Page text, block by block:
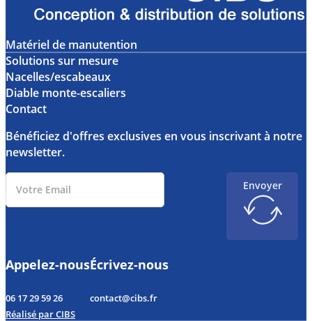
Matériel de manutention
Solutions sur mesure
Nacelles/escabeaux
Diable monte-escaliers
Contact
Bénéficiez d'offres exclusives en vous inscrivant à notre
newsletter.
Envoyer
Appelez-nous
06 17 29 59 26
Écrivez-nous
contact@cibs.fr
Réalisé par CIBS